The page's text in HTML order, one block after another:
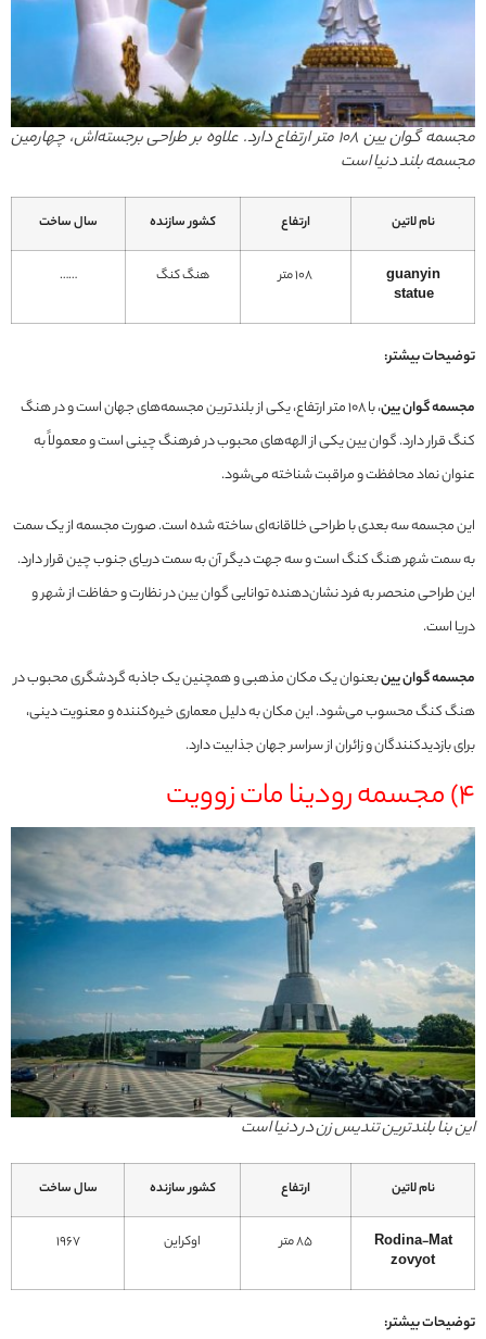
مجسمه گوان یین ۱۰۸ متر ارتفاع دارد. علاوه بر طراحی برجسته‌اش،‌ چهارمین
مجسمه بلند دنیا است
نام لاتین ارتفاع کشور سازنده سال ساخت
guanyin
statue
108 متر هنگ کنگ ……
توضیحات بیشتر:
مجسمه گوان یین
، با ۱۰۸ متر ارتفاع، یکی از بلندترین مجسمه‌های جهان است و در هنگ
کنگ قرار دارد. گوان یین یکی از الهه‌های محبوب در فرهنگ چینی است و معمولاً به
عنوان نماد محافظت و مراقبت شناخته می‌شود.
این مجسمه سه بعدی با طراحی خلاقانه‌ای ساخته شده است. صورت مجسمه از یک سمت
به سمت شهر هنگ کنگ است و سه جهت دیگر آن به سمت دریای جنوب چین قرار دارد.
این طراحی منحصر به فرد نشان‌دهنده توانایی گوان یین در نظارت و حفاظت از شهر و
دریا است.
مجسمه گوان یینبعنوان یک مکان مذهبی و همچنین یک جاذبه گردشگری محبوب در
هنگ کنگ محسوب می‌شود. این مکان به دلیل معماری خیره‌کننده و معنویت دینی،
برای بازدیدکنندگان و زائران از سراسر جهان جذابیت دارد.
4) مجسمه رودینا مات زوویت
این بنا بلندترین تندیس زن در دنیا است
نام لاتین ارتفاع کشور سازنده سال ساخت
Rodina-Mat
zovyot
85 متر اوکراین 1967
توضیحات بیشتر: